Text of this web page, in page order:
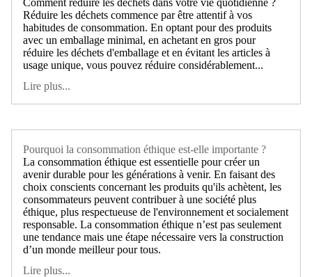
Comment réduire les déchets dans votre vie quotidienne ?
Réduire les déchets commence par être attentif à vos
habitudes de consommation. En optant pour des produits
avec un emballage minimal, en achetant en gros pour
réduire les déchets d'emballage et en évitant les articles à
usage unique, vous pouvez réduire considérablement...
Lire plus...
Pourquoi la consommation éthique est-elle importante ?
La consommation éthique est essentielle pour créer un
avenir durable pour les générations à venir. En faisant des
choix conscients concernant les produits qu'ils achètent, les
consommateurs peuvent contribuer à une société plus
éthique, plus respectueuse de l'environnement et socialement
responsable. La consommation éthique n’est pas seulement
une tendance mais une étape nécessaire vers la construction
d’un monde meilleur pour tous.
Lire plus...